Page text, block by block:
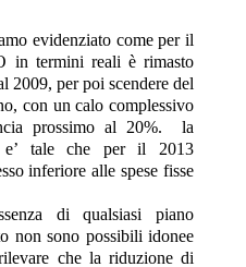
evidenziato come per il
in termini reali è rimasto
2009, per poi scendere del
con un calo complessivo
prossimo al 20%. la
e’ tale che per il 2013
inferiore alle spese fisse
di qualsiasi piano
non sono possibili idonee
che la riduzione di